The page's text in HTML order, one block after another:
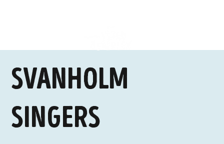
Svanholm
Singers